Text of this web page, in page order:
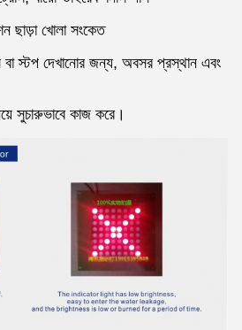
ছাড়া খোলা সংকেত
স্টপ দেখানোর জন্য, অবসর প্রস্থান এবং
সুচারুভাবে কাজ করে।